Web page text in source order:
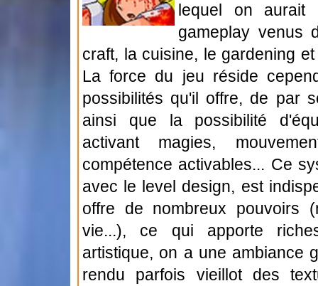
lequel on aurait
gameplay venus
craft, la cuisine, le gardening
La force du jeu réside
possibilités qu'il offre, de par
ainsi que la possibilité
activant magies,
compétence activables... Ce
avec le level design, est
offre de nombreux pouvoirs
vie...), ce qui apporte
artistique, on a une ambiance
rendu parfois vieillot des